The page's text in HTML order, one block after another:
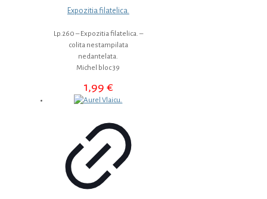
Expozitia filatelica.
Lp.260 – Expozitia filatelica. –
colita nestampilata
nedantelata.
Michel bloc 39
1,99 €